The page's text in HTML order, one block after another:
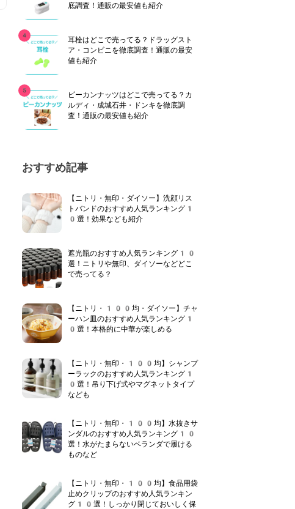
底調査！通販の最安値も紹介
耳栓はどこで売ってる？ドラッグスト
ア・コンビニを徹底調査！通販の最安
値も紹介
ピーカンナッツはどこで売ってる？カ
ルディ・成城石井・ドンキを徹底調
査！通販の最安値も紹介
おすすめ記事
【ニトリ・無印・ダイソー】洗顔リス
トバンドのおすすめ人気ランキング1
0選！効果なども紹介
遮光瓶のおすすめ人気ランキング10
選！ニトリや無印、ダイソーなどどこ
で売ってる？
【ニトリ・100均・ダイソー】チャ
ーハン皿のおすすめ人気ランキング1
0選！本格的に中華が楽しめる
【ニトリ・無印・100均】シャンプ
ーラックのおすすめ人気ランキング1
0選！吊り下げ式やマグネットタイプ
なども
【ニトリ・無印・100均】水抜きサ
ンダルのおすすめ人気ランキング10
選！水がたまらないベランダで履ける
ものなど
【ニトリ・無印・100均】食品用袋
止めクリップのおすすめ人気ランキン
グ10選！しっかり閉じておいしく保